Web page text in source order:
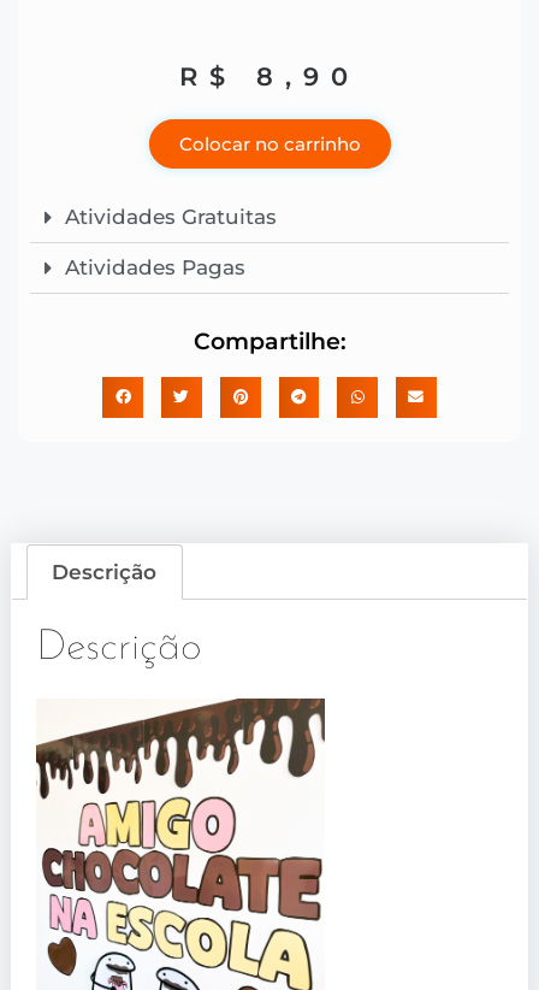
R$ 8,90
Colocar no carrinho
Atividades Gratuitas
Atividades Pagas
Compartilhe:
Descrição
Descrição